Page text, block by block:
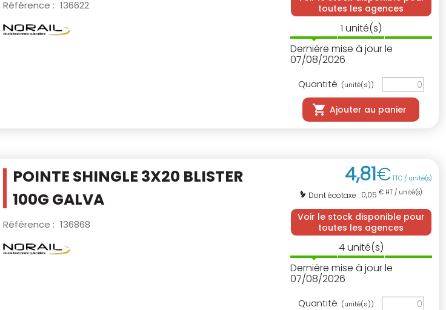
Référence : 136622
toutes les agences
1 unité(s)
Dernière mise à jour le
07/08/2026
Quantité (unité(s))
Ajouter au panier
POINTE SHINGLE 3X20 BLISTER
100G GALVA
Référence : 136868
4,81€TTC / unité(s)
Dont écotaxe : 0,05 € HT / unité(s)
Voir le stock disponible pour
toutes les agences
4unité(s)
Dernière mise à jour le
07/08/2026
Quantité (unité(s))